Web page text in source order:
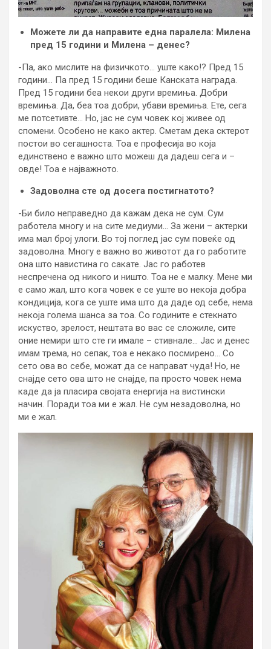
Можете ли да направите една паралела: Милена
пред 15 години и Милена – денес?
-Па, ако мислите на физичкото… уште како!? Пред 15
години… Па пред 15 години беше Канската награда.
Пред 15 години беа некои други времиња. Добри
времиња. Да, беа тоа добри, убави времиња. Ете, сега
ме потсетивте… Но, јас не сум човек кој живее од
спомени. Особено не како актер. Сметам дека сктерот
постои во сегашноста. Тоа е професија во која
единствено е важно што можеш да дадеш сега и –
овде! Тоа е најважното.
Задоволна сте од досега постигнатото?
-Би било неправедно да кажам дека не сум. Сум
работела многу и на сите медиуми… За жени – актерки
има мал број улоги. Во тој поглед јас сум повеќе од
задоволна. Многу е важно во животот да го работите
она што навистина го сакате. Јас го работев
неспречена од никого и ништо. Тоа не е малку. Мене ми
е само жал, што кога човек е се уште во некоја добра
кондиција, кога се уште има што да даде од себе, нема
некоја голема шанса за тоа. Со годините е стекнато
искуство, зрелост, нештата во вас се сложиле, сите
оние немири што сте ги имале – стивнале… Јас и денес
имам трема, но сепак, тоа е некако посмирено… Со
сето ова во себе, можат да се направат чуда! Но, не
снајде сето ова што не снајде, па просто човек нема
каде да ја пласира својата енергија на вистински
начин. Поради тоа ми е жал. Не сум незадоволна, но
ми е жал.